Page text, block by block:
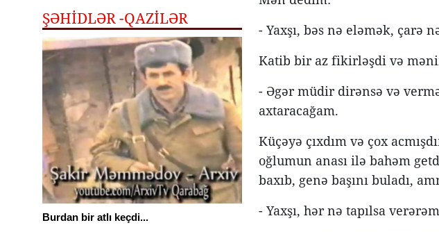
ŞƏHİDLƏR -QAZILƏR
Burdan bir atlı keçdi...
- Yaxşı, bəs nə eləmək, çarə
Katib bir az fikirləşdi və
- Əgər müdir dirənsə və
axtaracağam.
Küçəyə çıxdım və çox
oğlumun anası ilə bahəm
baxıb, genə başını buladı,
- Yaxşı, hər nə tapılsa